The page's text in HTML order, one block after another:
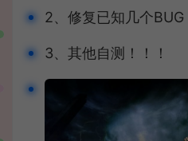
2、修复已知几个BUG
3、其他自测！！！